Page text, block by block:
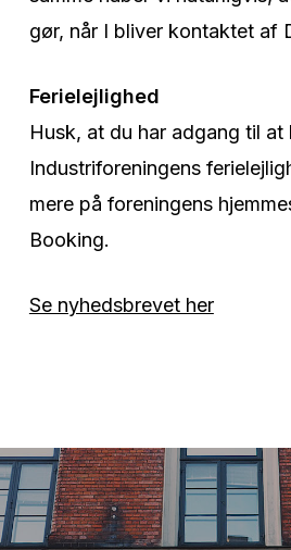
gør, når I bliver kontaktet af
Ferielejlighed
Husk, at du har adgang til at
Industriforeningens
mere på foreningens
Booking.
Se nyhedsbrevet her